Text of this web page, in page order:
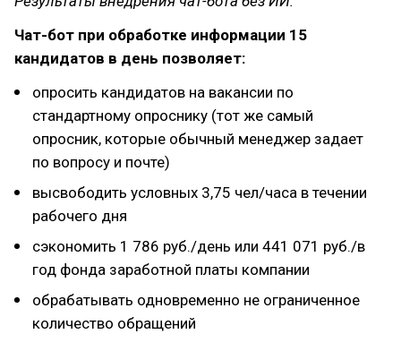
Чат-бот при обработке информации 15
кандидатов в день позволяет:
опросить кандидатов на вакансии по
стандартному опроснику (тот же самый
опросник, которые обычный менеджер задает
по вопросу и почте)
высвободить условных 3,75 чел/часа в течении
рабочего дня
сэкономить 1 786 руб./день или 441 071 руб./в
год фонда заработной платы компании
обрабатывать одновременно не ограниченное
количество обращений